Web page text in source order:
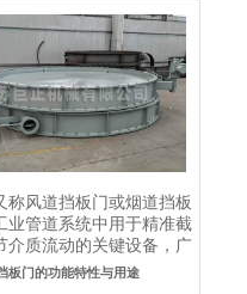
称风道挡板门或烟道挡板
业管道系统中用于​​精准截
介质流动​​的关键设备，广
板门的功能特性与用途